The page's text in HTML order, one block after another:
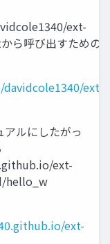
ext-
ら呼び出すための
ext-
ルにしたがっ
ext-
hello_w
ext-